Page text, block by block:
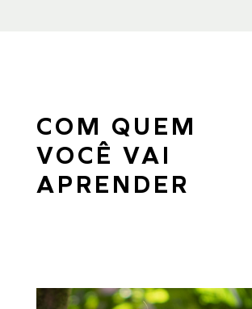
COM QUEM
VOCÊ VAI
APRENDER